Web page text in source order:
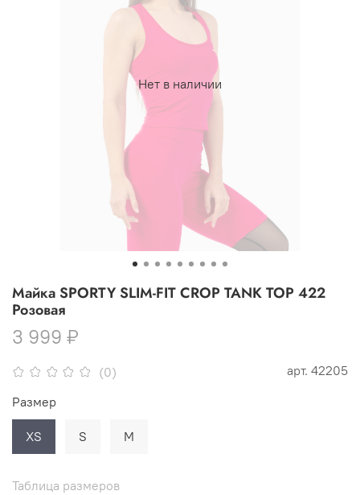
Нет в наличии
(0) арт. 42205
Майка SPORTY SLIM-FIT CROP TANK TOP 422
Розовая
3 999 ₽
Таблица размеров
Размер
XS S M